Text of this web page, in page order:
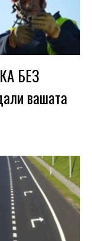
БЕЗ
вашата